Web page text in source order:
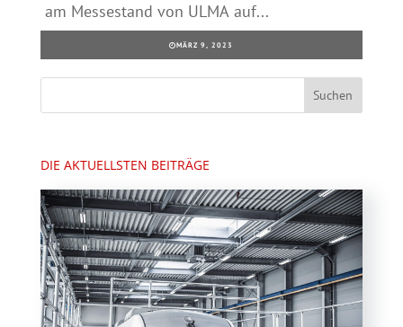
am Messestand von ULMA auf...
MÄRZ 9, 2023
DIE AKTUELLSTEN BEITRÄGE